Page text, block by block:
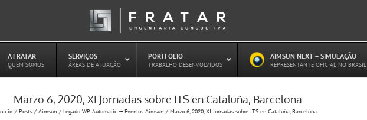
A FRATAR
QUEM SOMOS
SERVIÇOS
ÁREAS DE ATUAÇÃO
Estudo de Concessões Rodoviárias
Estudo de Capacidade (HCM)
PORTFOLIO
TRABALHO DESENVOLVIDOS
AIMSUN NEXT – SIMULAÇÃO
REPRESENTANTE OFICIAL NO BRASIL
Marzo 6, 2020, XI Jornadas sobre ITS en Cataluña, Barcelona
Posts Aimsun Legado WP Automatic — Eventos Aimsun Marzo 6, 2020, XI Jornadas sobre ITS en Cataluña, Barcelona